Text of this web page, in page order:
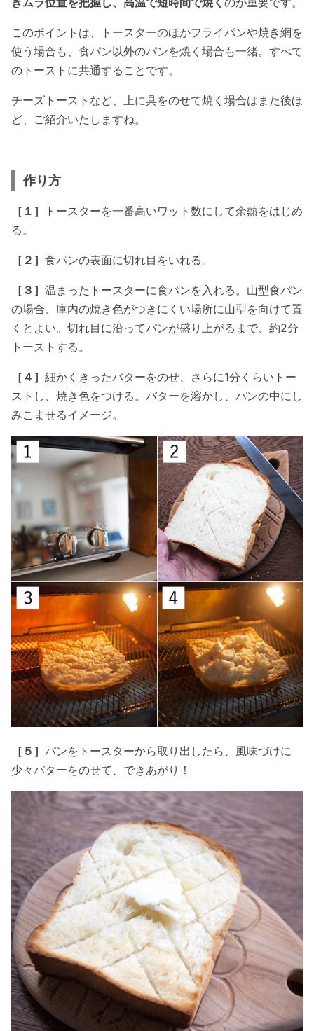
このポイントは、トースターのほかフライパンや焼き網を
使う場合も、食パン以外のパンを焼く場合も一緒。すべて
のトーストに共通することです。
チーズトーストなど、上に具をのせて焼く場合はまた後ほ
ど、ご紹介いたしますね。
作り方
［１］
トースターを一番高いワット数にして余熱をはじめ
る。
［２］ 食パンの表面に切れ目をいれる。
［３］ 温まったトースターに食パンを入れる。山型食パン
の場合、庫内の焼き色がつきにくい場所に山型を向けて置
くとよい。切れ目に沿ってパンが盛り上がるまで、約2分
トーストする。
［４］ 細かくきったバターをのせ、さらに1分くらいトー
ストし、焼き色をつける。バターを溶かし、パンの中にし
みこませるイメージ。
［５］ パンをトースターから取り出したら、風味づけに
少々バターをのせて、できあがり！